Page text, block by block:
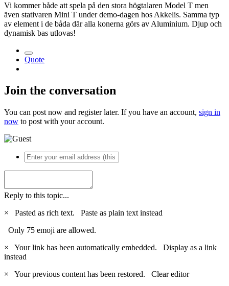
Vi kommer både att spela på den stora högtalaren Model T men
även stativaren Mini T under demo-dagen hos Akkelis. Samma typ
av element i de båda där alla konerna görs av Aluminium. Djup och
dynamisk bas utlovas!
Quote
Join the conversation
You can post now and register later. If you have an account, sign in
now to post with your account.
Reply to this topic...
×
Pasted as rich text. Paste as plain text instead
Only 75 emoji are allowed.
×
Your link has been automatically embedded. Display as a link
instead
×
Your previous content has been restored. Clear editor